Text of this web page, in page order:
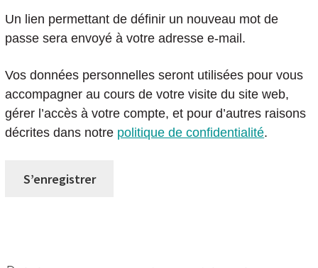
Un lien permettant de définir un nouveau mot de
passe sera envoyé à votre adresse e-mail.
Vos données personnelles seront utilisées pour vous
accompagner au cours de votre visite du site web,
gérer l’accès à votre compte, et pour d’autres raisons
décrites dans notre politique de confidentialité.
S’enregistrer